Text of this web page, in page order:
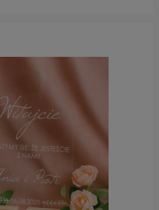
do koszyka